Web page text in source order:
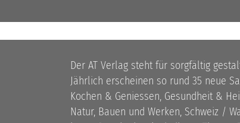
Der AT Verlag steht für sorgfältig
Jährlich erscheinen so rund 35 neue
Kochen & Geniessen, Gesundheit &
Natur, Bauen und Werken, Schweiz /